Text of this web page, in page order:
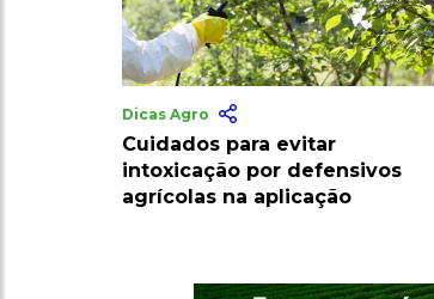
Dicas Agro
Cuidados para evitar
intoxicação por defensivos
agrícolas na aplicação